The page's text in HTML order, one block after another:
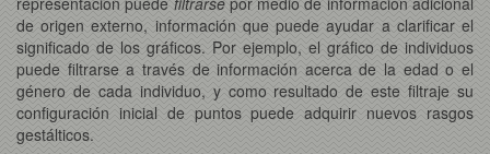
de origen externo, información que puede ayudar a clarificar el
significado de los gráficos. Por ejemplo, el gráfico de individuos
puede filtrarse a través de información acerca de la edad o el
género de cada individuo, y como resultado de este filtraje su
configuración inicial de puntos puede adquirir nuevos rasgos
gestálticos.